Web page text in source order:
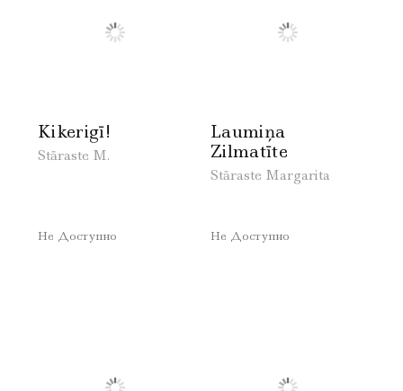
Kikerigī!
Stāraste M.
Не Доступно
Laumiņa
Zilmatīte
Stāraste Margarita
Не Доступно